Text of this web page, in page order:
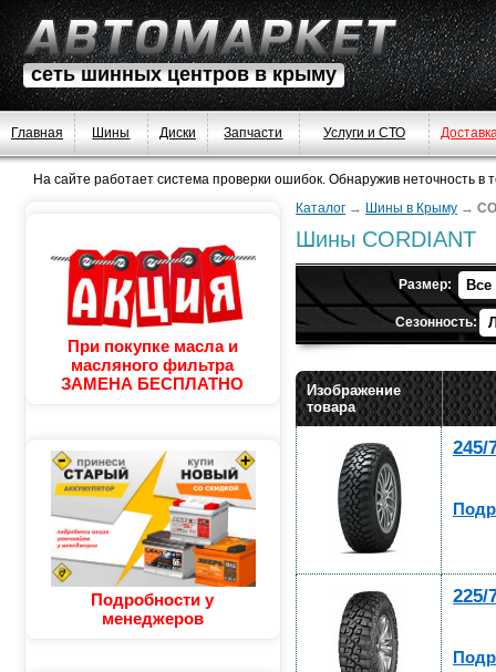
сеть шинных центров в крыму
Главная Шины Диски Запчасти Услуги и СТО
На сайте работает система проверки ошибок. Обнаружив неточность в
При покупке масла и
масляного фильтра
ЗАМЕНА БЕСПЛАТНО
Подробности у
менеджеров
Каталог → Шины в Крыму →
Шины CORDIANT
Размер:
Сезонность:
Изображение
товара
245/
225/